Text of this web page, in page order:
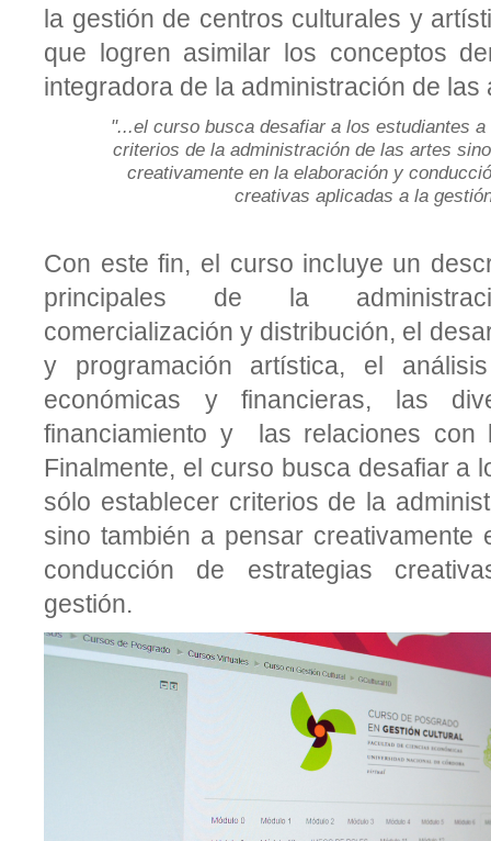
la gestión de centros culturales y
que logren asimilar los conceptos
integradora de la administración de
"...el curso busca desafiar a los estudiantes
criterios de la administración de las artes
creativamente en la elaboración y
creativas aplicadas a la
Con este fin, el curso incluye un
principales de la
comercialización y distribución, el
y programación artística, el
económicas y financieras, las
financiamiento y las relaciones con
Finalmente, el curso busca desafiar a
sólo establecer criterios de la
sino también a pensar creativamente
conducción de estrategias
gestión.